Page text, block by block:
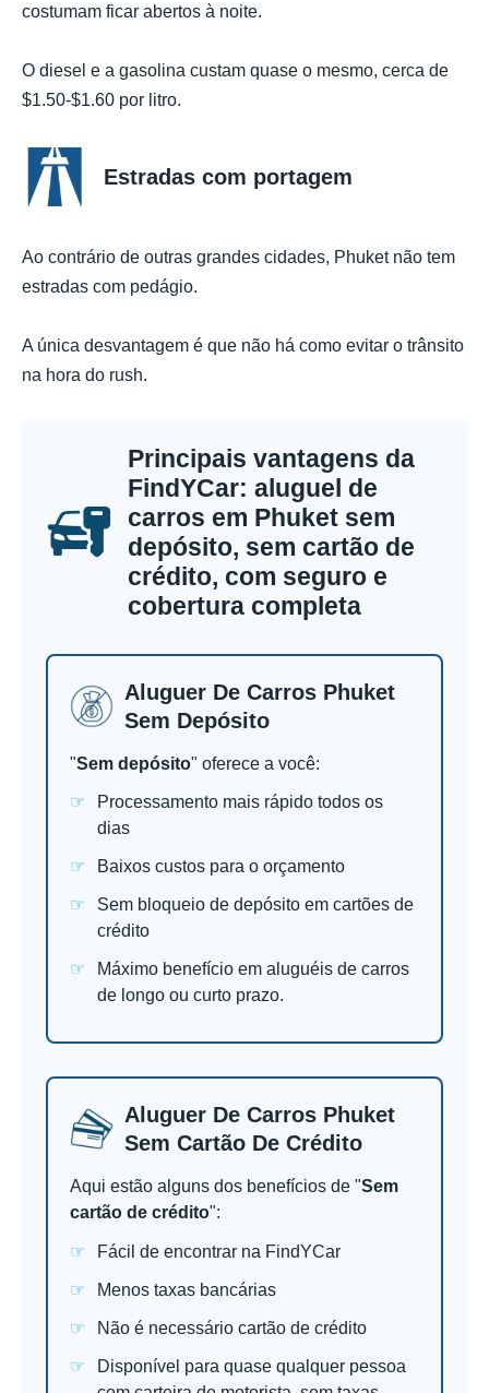
costumam ficar abertos à noite.
O diesel e a gasolina custam quase o mesmo, cerca de
$1.50-$1.60 por litro.
Estradas com portagem
Ao contrário de outras grandes cidades, Phuket não tem
estradas com pedágio.
A única desvantagem é que não há como evitar o trânsito
na hora do rush.
Principais vantagens da
FindYCar: aluguel de
carros em Phuket sem
depósito, sem cartão de
crédito, com seguro e
cobertura completa
Aluguer De Carros Phuket
Sem Depósito
"Sem depósito" oferece a você:
Processamento mais rápido todos os
dias
Baixos custos para o orçamento
Sem bloqueio de depósito em cartões de
crédito
Máximo benefício em aluguéis de carros
de longo ou curto prazo.
Aluguer De Carros Phuket
Sem Cartão De Crédito
Aqui estão alguns dos benefícios de "Sem
cartão de crédito":
Fácil de encontrar na FindYCar
Menos taxas bancárias
Não é necessário cartão de crédito
Disponível para quase qualquer pessoa